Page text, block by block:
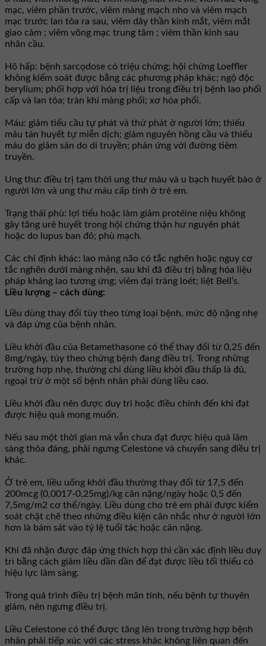
mạc, viêm phần trước, viêm màng mạch nho và viêm mạch
mạc trước lan tỏa ra sau, viêm dây thần kinh mắt, viêm mắt
giao cảm ; viêm võng mạc trung tâm ; viêm thần kinh sau
nhãn cầu.
Hô hấp: bệnh sarcọdose có triệu chứng; hội chứng Loeffler
không kiểm soát được bằng các phương pháp khác; ngộ độc
berylium; phối hợp với hóa trị liệu trong điều trị bệnh lao phổi
cấp và lan tỏa; tràn khí màng phổi; xơ hóa phổi.
Máu: giảm tiểu cầu tự phát và thứ phát ở người lớn; thiếu
máu tán huyết tự miễn dịch; giảm nguyên hồng cầu và thiếu
máu do giảm sản do di truyền; phản ứng với đường tiêm
truyền.
Ung thư: điều trị tạm thời ung thư máu và u bạch huyết bào ở
người lớn và ung thư máu cấp tính ở trẻ em.
Trạng thái phù: lợi tiểu hoặc làm giảm protéine niệu không
gây tăng urê huyết trong hội chứng thận hư nguyên phát
hoặc do lupus ban đỏ; phù mạch.
Các chỉ định khác: lao màng não có tắc nghẽn hoặc nguy cơ
tắc nghẽn dưới màng nhện, sau khi đã điều trị bằng hóa liệu
pháp kháng lao tương ứng; viêm đại tràng loét; liệt Bell’s.
Liều lượng – cách dùng:
Liều dùng thay đổi tùy theo từng loại bệnh, mức độ nặng nhẹ
và đáp ứng của bệnh nhân.
Liều khởi đầu của Betamethasone có thể thay đổi từ 0,25 đến
8mg/ngày, tùy theo chứng bệnh đang điều trị. Trong những
trường hợp nhẹ, thường chỉ dùng liều khởi đầu thấp là đủ,
ngoại trừ ở một số bệnh nhân phải dùng liều cao.
Liều khởi đầu nên được duy trì hoặc điều chỉnh đến khi đạt
được hiệu quả mong muốn.
Nếu sau một thời gian mà vẫn chưa đạt được hiệu quả lâm
sàng thỏa đáng, phải ngưng Celestone và chuyển sang điều trị
khác.
Ở trẻ em, liều uống khởi đầu thường thay đổi từ 17,5 đến
200mcg (0,0017-0,25mg)/kg cân nặng/ngày hoặc 0,5 đến
7,5mg/m2 cơ thể/ngày. Liều dùng cho trẻ em phải được kiểm
soát chặt chẽ theo những điều kiện cân nhắc như ở người lớn
hơn là bám sát vào tỷ lệ tuổi tác hoặc cân nặng.
Khi đã nhận được đáp ứng thích hợp thì cần xác định liều duy
trì bằng cách giảm liều dần dần để đạt được liều tối thiểu có
hiệu lực lâm sàng.
Trong quá trình điều trị bệnh mãn tính, nếu bệnh tự thuyên
giảm, nên ngưng điều trị.
Liều Celestone có thể được tăng lên trong trường hợp bệnh
nhân phải tiếp xúc với các stress khác không liên quan đến